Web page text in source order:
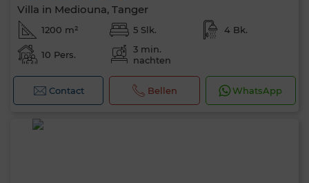
Villa in Mediouna, Tanger
1200 m² 5 Slk. 4 Bk.
10 Pers.
3 min.
nachten
Contact Bellen WhatsApp